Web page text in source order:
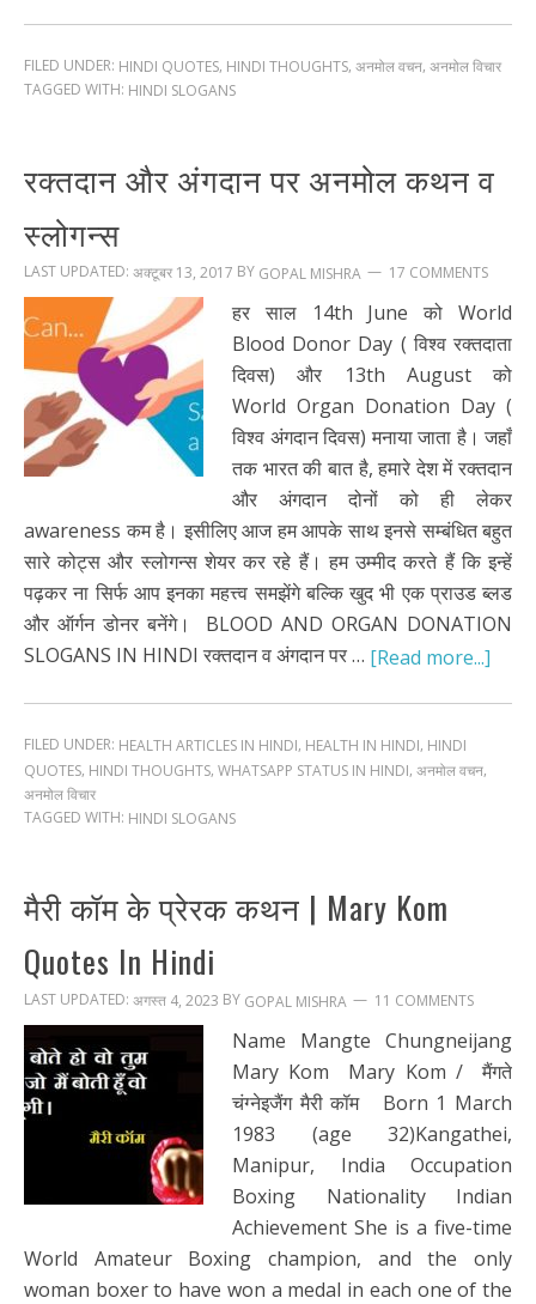
FILED UNDER: HINDI QUOTES, HINDI THOUGHTS, अनमोल वचन, अनमोल विचार
TAGGED WITH: HINDI SLOGANS
रक्तदान और अंगदान पर अनमोल कथन व
स्लोगन्स
LAST UPDATED: अक्टूबर 13, 2017 BY GOPAL MISHRA 17 COMMENTS
हर साल 14th June को World
Blood Donor Day ( विश्व रक्तदाता
दिवस) और 13th August को
World Organ Donation Day (
विश्व अंगदान दिवस) मनाया जाता है। जहाँ
तक भारत की बात है, हमारे देश में रक्तदान
और अंगदान दोनों को ही लेकर
awareness कम है। इसीलिए आज हम आपके साथ इनसे सम्बंधित बहुत
सारे कोट्स और स्लोगन्स शेयर कर रहे हैं। हम उम्मीद करते हैं कि इन्हें
पढ़कर ना सिर्फ आप इनका महत्त्व समझेंगे बल्कि खुद भी एक प्राउड ब्लड
और ऑर्गन डोनर बनेंगे। BLOOD AND ORGAN DONATION
SLOGANS IN HINDI रक्तदान व अंगदान पर … [Read more...]
FILED UNDER: HEALTH ARTICLES IN HINDI, HEALTH IN HINDI, HINDI
QUOTES, HINDI THOUGHTS, WHATSAPP STATUS IN HINDI, अनमोल वचन,
अनमोल विचार
TAGGED WITH: HINDI SLOGANS
मैरी कॉम के प्रेरक कथन | Mary Kom
Quotes In Hindi
LAST UPDATED: अगस्त 4, 2023 BY GOPAL MISHRA 11 COMMENTS
Name Mangte Chungneijang
Mary Kom Mary Kom / मैंगते
चंग्नेइजैंग मैरी कॉम Born 1 March
1983 (age 32)Kangathei,
Manipur, India Occupation
Boxing Nationality Indian
Achievement She is a five-time
World Amateur Boxing champion, and the only
woman boxer to have won a medal in each one of the